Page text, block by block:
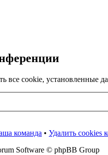
все cookie, установленные
команда • Удалить cookies
Software © phpBB Group